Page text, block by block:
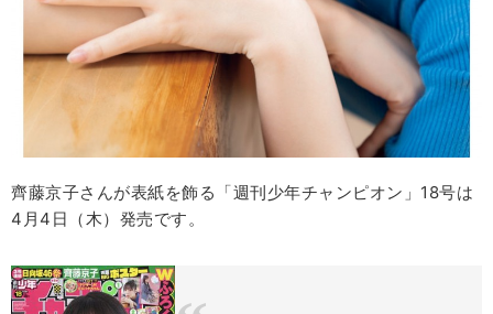
齊藤京子さんが表紙を飾る「週刊少年チャンピオン」18号は
4月4日（木）発売です。